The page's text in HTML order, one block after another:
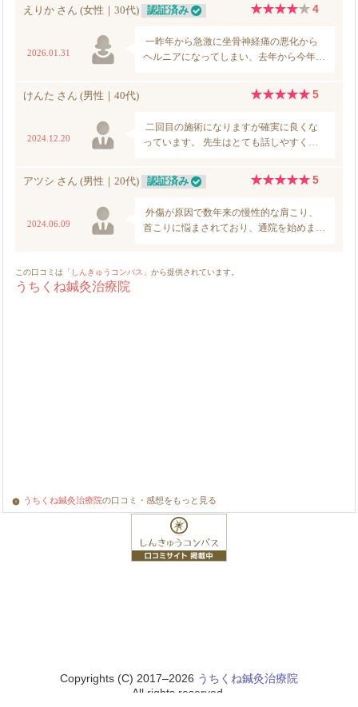
うちくね鍼灸治療院の口コミ・感想をもっと見る
Copyrights (C) 2017–2026 うちくね鍼灸治療院
All rights reserved.